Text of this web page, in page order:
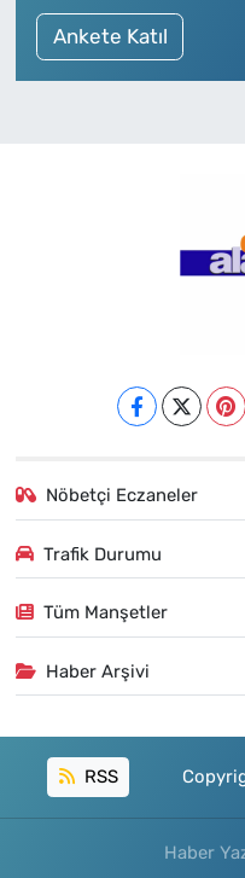
Ankete Katıl
Nöbetçi Eczaneler
Trafik Durumu
Tüm Manşetler
Haber Arşivi
RSS
Haber